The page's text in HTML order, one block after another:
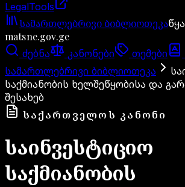
LegalTools
ანგარიში იტვირთება
სამართლებრივი ბიბლიოთეკა
matsne.gov.ge
ძებნა კანონები თემები
სამართლებრივი ბიბლიოთეკა
საქმიანობის ხელშეწყობისა და
შესახებ
ᲡᲐᲥᲐᲠᲗᲕᲔᲚᲝᲡ ᲙᲐᲜᲝᲜᲘ
საინვესტიციო
საქმიანობის